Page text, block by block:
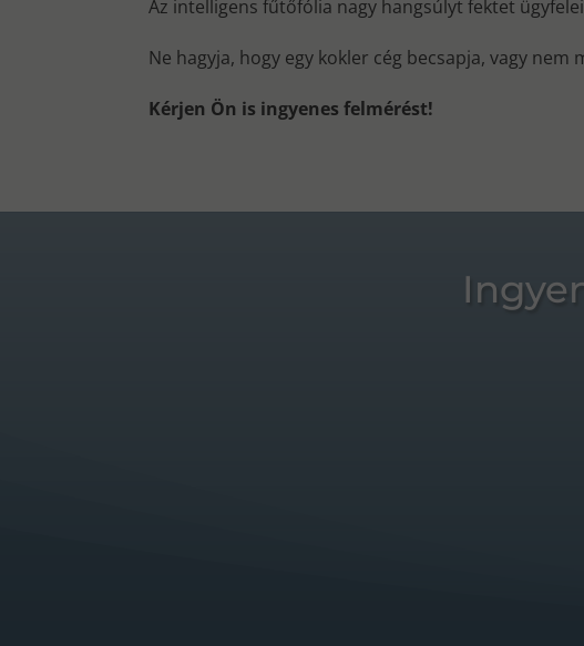
Az intelligens fűtőfólia nagy hangsúlyt fektet
Ne hagyja, hogy egy kokler cég becsapja, vagy
Kérjen Ön is ingyenes felmérést!